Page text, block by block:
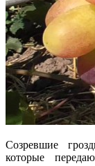
Созревшие
которые